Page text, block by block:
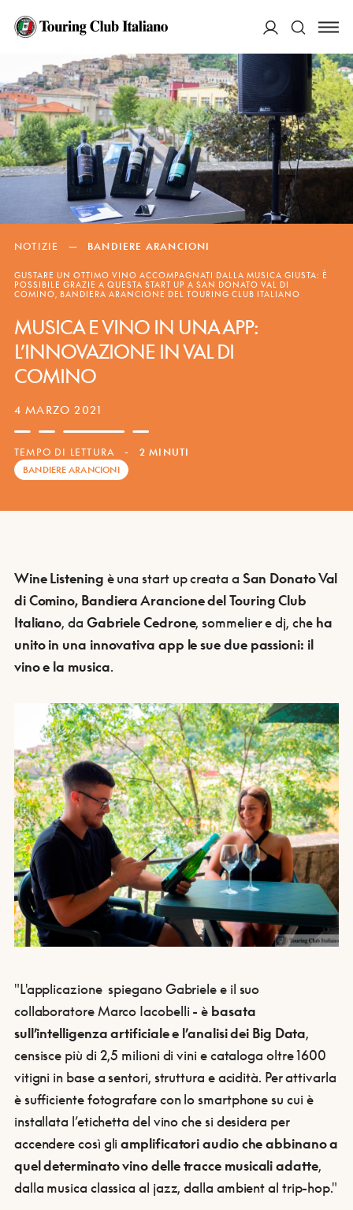
Cerca
NOTIZIE — BANDIERE ARANCIONI
GUSTARE UN OTTIMO VINO ACCOMPAGNATI DALLA MUSICA GIUSTA: È
POSSIBILE GRAZIE A QUESTA START UP A SAN DONATO VAL DI
COMINO, BANDIERA ARANCIONE DEL TOURING CLUB ITALIANO
MUSICA E VINO IN UNA APP:
L’INNOVAZIONE IN VAL DI
COMINO
4 MARZO 2021
TEMPO DI LETTURA - 2 MINUTI
BANDIERE ARANCIONI
Wine Listening è una start up creata a San Donato Val
di Comino, Bandiera Arancione del Touring Club
Italiano, da Gabriele Cedrone, sommelier e dj, che ha
unito in una innovativa app le sue due passioni: il
vino e la musica.
"L'applicazione spiegano Gabriele e il suo
collaboratore Marco Iacobelli - è basata
sull’intelligenza artificiale e l’analisi dei Big Data,
censisce più di 2,5 milioni di vini e cataloga oltre 1600
vitigni in base a sentori, struttura e acidità. Per attivarla
è sufficiente fotografare con lo smartphone su cui è
installata l’etichetta del vino che si desidera per
accendere così gliamplificatori audio che abbinano a
quel determinato vino delle tracce musicali adatte,
dalla musica classica al jazz, dalla ambient al trip-hop."